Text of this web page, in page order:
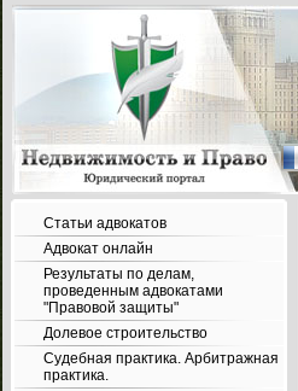
Статьи адвокатов
Адвокат онлайн
Результаты по делам,
проведенным адвокатами
"Правовой защиты"
Долевое строительство
Судебная практика. Арбитражная
практика.